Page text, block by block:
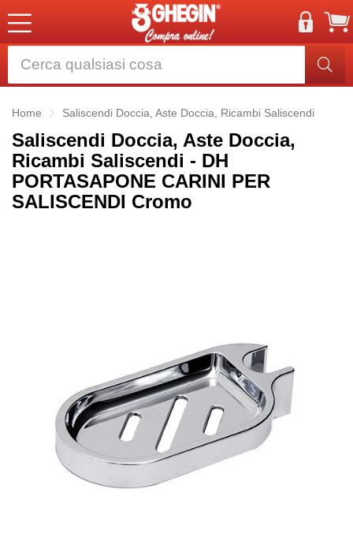
Home Saliscendi Doccia, Aste Doccia, Ricambi Saliscendi
Saliscendi Doccia, Aste Doccia,
Ricambi Saliscendi - DH
PORTASAPONE CARINI PER
SALISCENDI Cromo